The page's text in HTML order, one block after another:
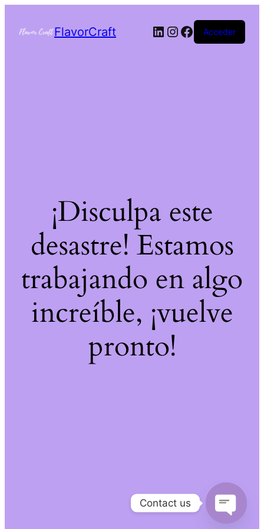
FlavorCraft Acceder
¡Disculpa este
desastre! Estamos
trabajando en algo
increíble, ¡vuelve
pronto!
Contact us